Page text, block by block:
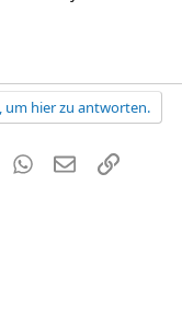
um hier zu antworten.
Tumblr WhatsApp
E-MailLink